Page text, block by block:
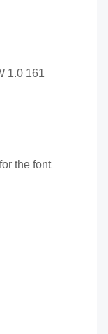
1.0 161
the font